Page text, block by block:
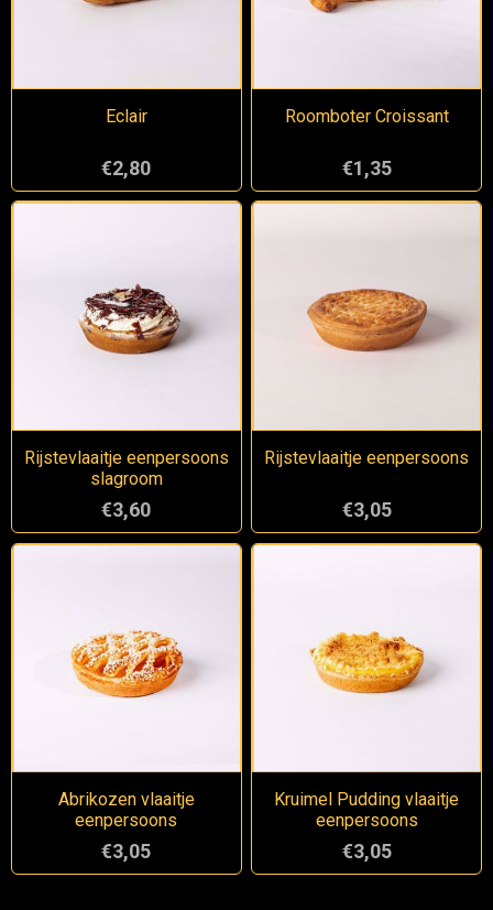
Eclair
€2,80
Roomboter Croissant
€1,35
Rijstevlaaitje eenpersoons
slagroom
€3,60
Rijstevlaaitje eenpersoons
€3,05
Abrikozen vlaaitje
eenpersoons
€3,05
Kruimel Pudding vlaaitje
eenpersoons
€3,05